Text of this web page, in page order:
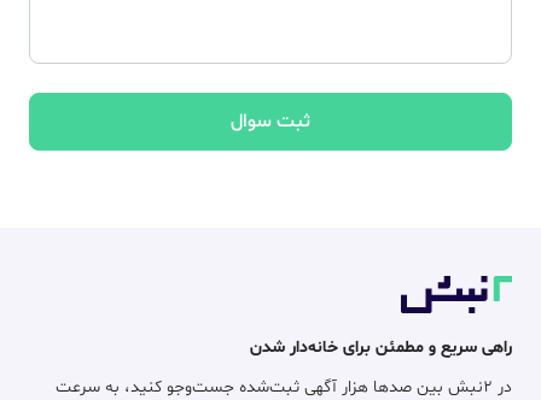
ثبت سوال
راهی سریع و مطمئن برای خانه‌دار شدن
در ۲نبش بین صدها هزار آگهی ثبت‌شده جست‌وجو کنید، به سرعت